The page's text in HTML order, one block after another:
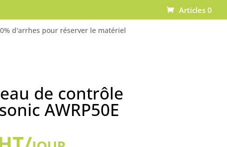
Articles 0
d'arrhes pour réserver le matériel
de contrôle
AWRP50E